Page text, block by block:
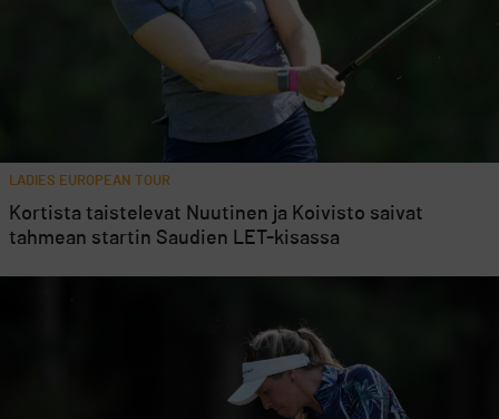
LADIES EUROPEAN TOUR
Kortista taistelevat Nuutinen ja Koivisto saivat
tahmean startin Saudien LET-kisassa